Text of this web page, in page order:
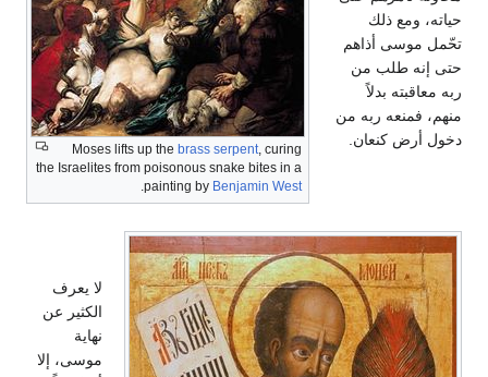
Moses lifts up the brass serpent, curing
the Israelites from poisonous snake bites in a
painting by Benjamin West
.
حياته، ومع ذلك
تحّمل موسى أذاهم
حتى إنه طلب من
ربه معاقبته بدلاً
منهم، فمنعه ربه من
دخول أرض كنعان.
وفاته
لا يعرف
الكثير عن
نهاية
موسى، إلا